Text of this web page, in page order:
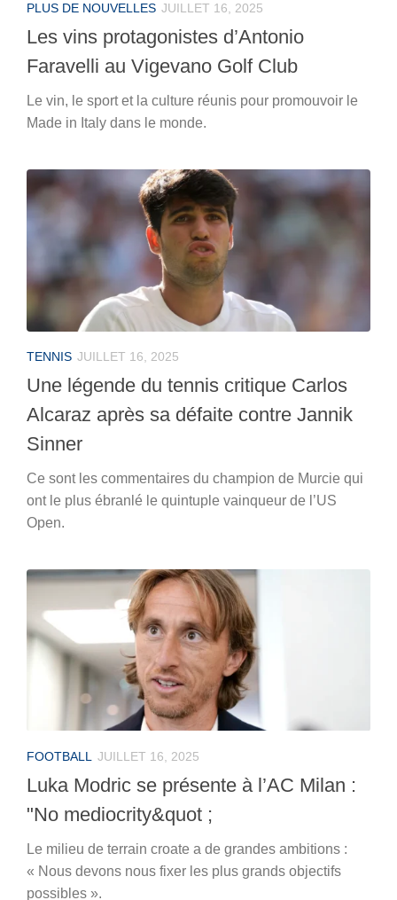
PLUS DE NOUVELLES JUILLET 16, 2025
Les vins protagonistes d’Antonio
Faravelli au Vigevano Golf Club
Le vin, le sport et la culture réunis pour promouvoir le
Made in Italy dans le monde.
TENNIS JUILLET 16, 2025
Une légende du tennis critique Carlos
Alcaraz après sa défaite contre Jannik
Sinner
Ce sont les commentaires du champion de Murcie qui
ont le plus ébranlé le quintuple vainqueur de l’US
Open.
FOOTBALL JUILLET 16, 2025
Luka Modric se présente à l’AC Milan :
"No mediocrity&quot ;
Le milieu de terrain croate a de grandes ambitions :
« Nous devons nous fixer les plus grands objectifs
possibles ».